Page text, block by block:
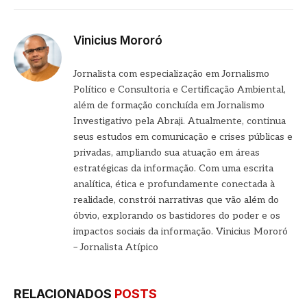
Vinicius Mororó
Jornalista com especialização em Jornalismo
Político e Consultoria e Certificação Ambiental,
além de formação concluída em Jornalismo
Investigativo pela Abraji. Atualmente, continua
seus estudos em comunicação e crises públicas e
privadas, ampliando sua atuação em áreas
estratégicas da informação. Com uma escrita
analítica, ética e profundamente conectada à
realidade, constrói narrativas que vão além do
óbvio, explorando os bastidores do poder e os
impactos sociais da informação. Vinicius Mororó
– Jornalista Atípico
RELACIONADOS POSTS